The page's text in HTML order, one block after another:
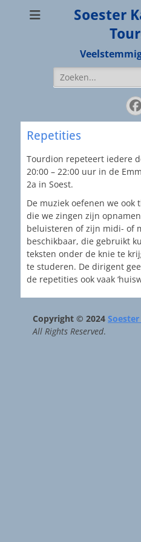
Soester
Repetities
Tourdion repeteert iedere
20:00 – 22:00 uur in de
2a in Soest.
De muziek oefenen we ook
die we zingen zijn
beluisteren of zijn midi- of
beschikbaar, die gebruikt
teksten onder de knie te
te studeren. De dirigent
de repetities ook vaak
Copyright © 2024
All Rights Reserved.